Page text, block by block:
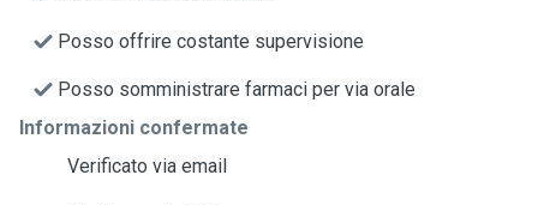
Posso offrire costante supervisione
Posso somministrare farmaci per via orale
Informazioni confermate
Verificato via email